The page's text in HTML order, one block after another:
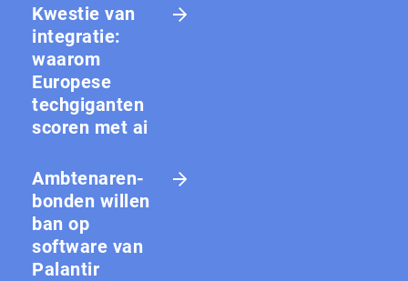
Kwestie van
integratie:
waarom
Europese
techgiganten
scoren met ai
Amb­te­na­ren­
bon­den willen
ban op
software van
Palantir